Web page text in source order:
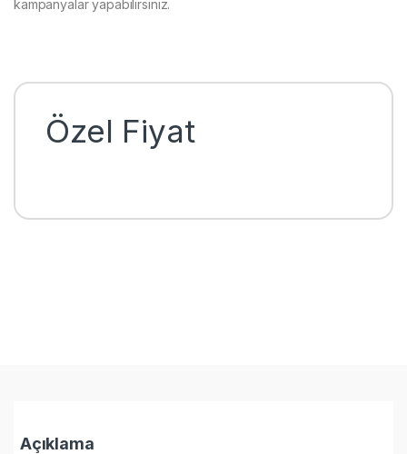
kampanyalar yapabilirsiniz.
Özel Fiyat
Açıklama